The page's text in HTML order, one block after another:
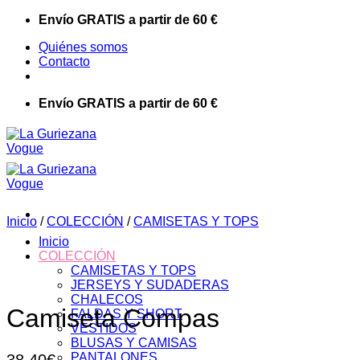
Saltar
contenido
Envío GRATIS a partir de 60 €
Quiénes somos
Contacto
Envío GRATIS a partir de 60 €
Inicio
COLECCIÓN
CAMISETAS Y TOPS
JERSEYS Y SUDADERAS
CHALECOS
FALDAS Y SHORT
VESTIDOS
BLUSAS Y CAMISAS
PANTALONES
Inicio / COLECCIÓN / CAMISETAS Y TOPS
Camiseta Compas